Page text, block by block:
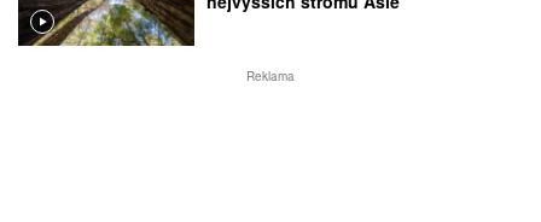
Reklama